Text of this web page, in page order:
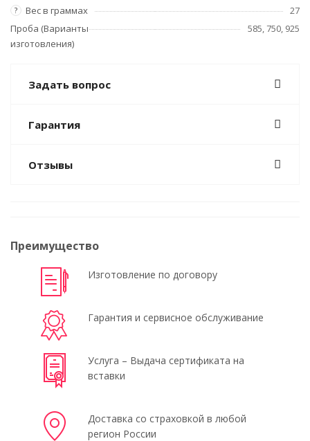
? Вес в граммах
27
Проба (Варианты
изготовления)
585, 750, 925
Задать вопрос
Гарантия
Отзывы
Преимущество
Изготовление по договору
Гарантия и сервисное обслуживание
Услуга – Выдача сертификата на
вставки
Доставка со страховкой в любой
регион России